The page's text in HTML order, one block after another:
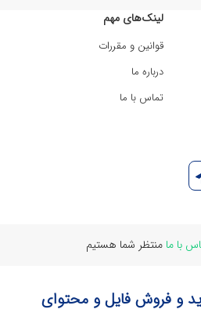
لینک‌های مهم
قوانین و مقررات
درباره ما
تماس با ما
با ما منتظر شما هستیم
و فروش فایل و محتوای